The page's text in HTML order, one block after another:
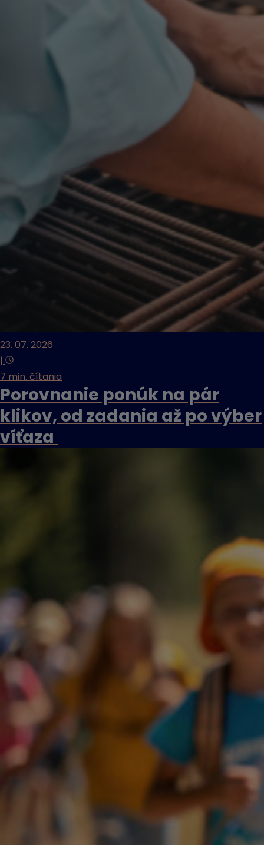
23. 07. 2026
|
7 min. čítania
Porovnanie ponúk na pár
klikov, od zadania až po výber
víťaza